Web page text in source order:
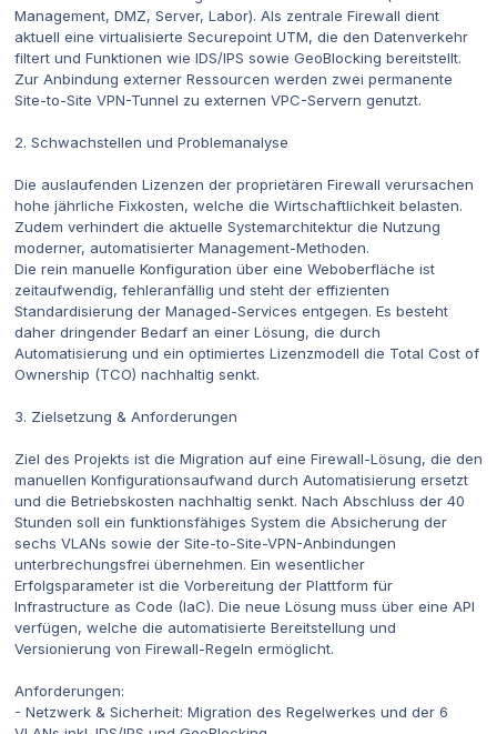
Management, DMZ, Server, Labor). Als zentrale Firewall dient
aktuell eine virtualisierte Securepoint UTM, die den Datenverkehr
filtert und Funktionen wie IDS/IPS sowie GeoBlocking bereitstellt.
Zur Anbindung externer Ressourcen werden zwei permanente
Site-to-Site VPN-Tunnel zu externen VPC-Servern genutzt.
2. Schwachstellen und Problemanalyse
Die auslaufenden Lizenzen der proprietären Firewall verursachen
hohe jährliche Fixkosten, welche die Wirtschaftlichkeit belasten.
Zudem verhindert die aktuelle Systemarchitektur die Nutzung
moderner, automatisierter Management-Methoden.
Die rein manuelle Konfiguration über eine Weboberfläche ist
zeitaufwendig, fehleranfällig und steht der effizienten
Standardisierung der Managed-Services entgegen. Es besteht
daher dringender Bedarf an einer Lösung, die durch
Automatisierung und ein optimiertes Lizenzmodell die Total Cost of
Ownership (TCO) nachhaltig senkt.
3. Zielsetzung & Anforderungen
Ziel des Projekts ist die Migration auf eine Firewall-Lösung, die den
manuellen Konfigurationsaufwand durch Automatisierung ersetzt
und die Betriebskosten nachhaltig senkt. Nach Abschluss der 40
Stunden soll ein funktionsfähiges System die Absicherung der
sechs VLANs sowie der Site-to-Site-VPN-Anbindungen
unterbrechungsfrei übernehmen. Ein wesentlicher
Erfolgsparameter ist die Vorbereitung der Plattform für
Infrastructure as Code (IaC). Die neue Lösung muss über eine API
verfügen, welche die automatisierte Bereitstellung und
Versionierung von Firewall-Regeln ermöglicht.
Anforderungen:
- Netzwerk & Sicherheit: Migration des Regelwerkes und der 6